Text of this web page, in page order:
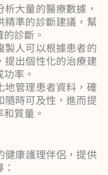
析大量的醫療數據，
精準的診斷建議，幫
診斷。
製人可以根據患者的
提出個性化的治療建
率。
地管理患者資料，確
隨時可及性，進而提
質量。
健康護理伴侶，提供